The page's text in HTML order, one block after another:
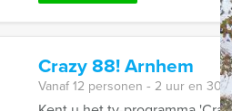
Crazy 88! Arnhem
Vanaf 12 personen ‐ 2 uur en 30